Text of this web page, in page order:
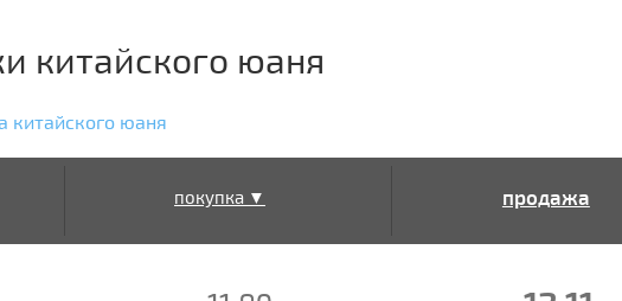
китайского юаня
китайского юаня
покупка ▼ продажа